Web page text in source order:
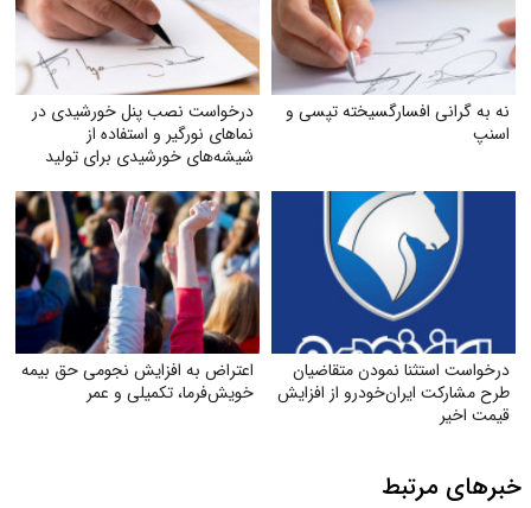
نه به گرانی افسارگسیخته تپسی و
اسنپ
درخواست نصب پنل خورشیدی در
نماهای نورگیر و استفاده از
شیشه‌های خورشیدی برای تولید
درخواست استثنا نمودن متقاضیان
طرح مشارکت ایران‌خودرو از افزایش
قیمت اخیر
اعتراض به افزایش نجومی حق بیمه
خویش‌فرما، تکمیلی و عمر
خبرهای مرتبط